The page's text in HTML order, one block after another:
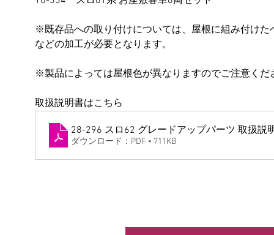
※既存品への取り付けについては、屋根に組み付け
などの加工が必要となります。
※製品によっては屋根色が異なりますのでご注意くだ
取扱説明書はこちら
28-296 スロ62 グレードアップパーツ 取扱説
ダウンロード：PDF • 711KB